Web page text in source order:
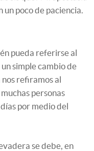
poco de paciencia.
pueda referirse al
simple cambio de
nos refiramos al
personas
por medio del
se debe, en